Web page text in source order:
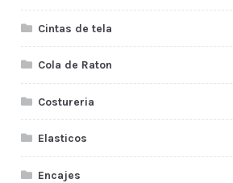
Cintas de tela
Cola de Raton
Costureria
Elasticos
Encajes